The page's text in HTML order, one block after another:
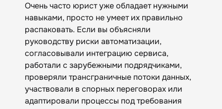
Очень часто юрист уже обладает нужными
навыками, просто не умеет их правильно
распаковать. Если вы объясняли
руководству риски автоматизации,
согласовывали интеграцию сервиса,
работали с зарубежными подрядчиками,
проверяли трансграничные потоки данных,
участвовали в спорных переговорах или
адаптировали процессы под требования